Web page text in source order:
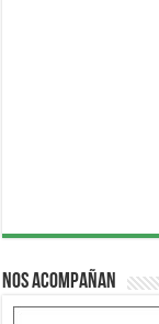
Nos acompañan